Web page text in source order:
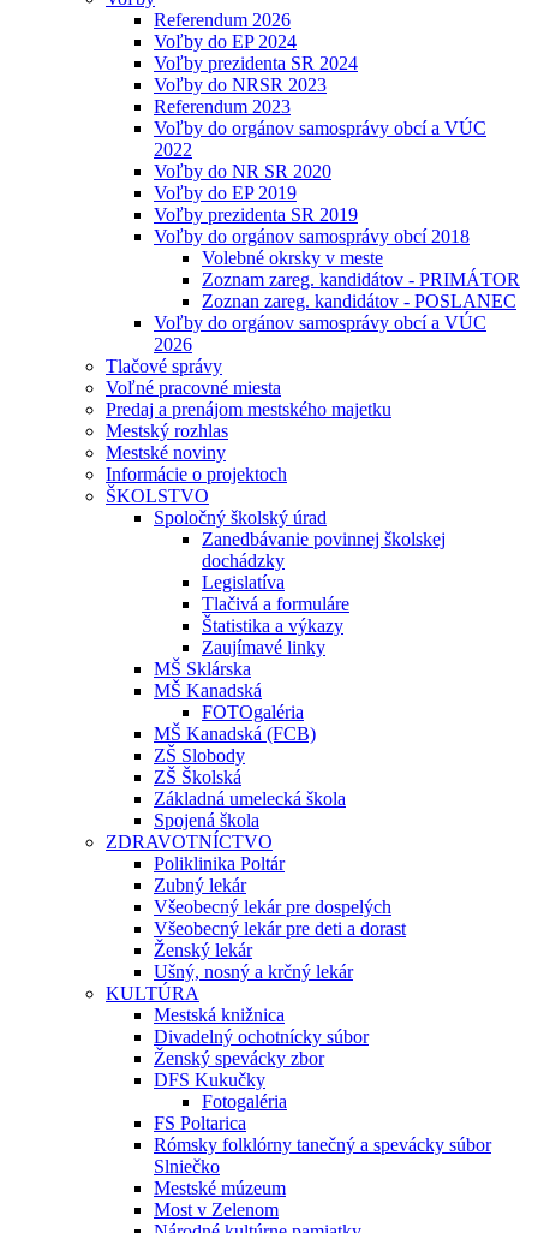
Referendum 2026
Voľby do EP 2024
Voľby prezidenta SR 2024
Voľby do NRSR 2023
Referendum 2023
Voľby do orgánov samosprávy obcí a VÚC
2022
Voľby do NR SR 2020
Voľby do EP 2019
Voľby prezidenta SR 2019
Voľby do orgánov samosprávy obcí 2018
Volebné okrsky v meste
Zoznam zareg. kandidátov - PRIMÁTOR
Zoznan zareg. kandidátov - POSLANEC
Voľby do orgánov samosprávy obcí a VÚC
2026
Tlačové správy
Voľné pracovné miesta
Predaj a prenájom mestského majetku
Mestský rozhlas
Mestské noviny
Informácie o projektoch
ŠKOLSTVO
Spoločný školský úrad
Zanedbávanie povinnej školskej
dochádzky
Legislatíva
Tlačivá a formuláre
Štatistika a výkazy
Zaujímavé linky
MŠ Sklárska
MŠ Kanadská
FOTOgaléria
MŠ Kanadská (FCB)
ZŠ Slobody
ZŠ Školská
Základná umelecká škola
Spojená škola
ZDRAVOTNÍCTVO
Poliklinika Poltár
Zubný lekár
Všeobecný lekár pre dospelých
Všeobecný lekár pre deti a dorast
Ženský lekár
Ušný, nosný a krčný lekár
KULTÚRA
Mestská knižnica
Divadelný ochotnícky súbor
Ženský spevácky zbor
DFS Kukučky
Fotogaléria
FS Poltarica
Rómsky folklórny tanečný a spevácky súbor
Slniečko
Mestské múzeum
Most v Zelenom